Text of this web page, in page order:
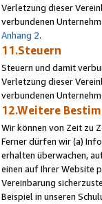
Verletzung dieser
verbundenen
Anhang 2.
11.Steuern
Steuern und damit
Verletzung dieser
verbundenen
12.Weitere
Wir können von Zeit zu
Ferner dürfen wir (a)
erhalten überwachen,
einen auf Ihrer Website
Vereinbarung
Beispiel in unseren